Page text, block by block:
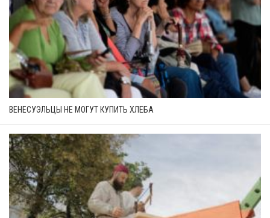
ВЕНЕСУЭЛЬЦЫ НЕ МОГУТ КУПИТЬ ХЛЕБА